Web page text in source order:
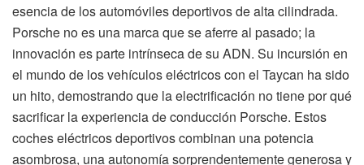
esencia de los automóviles deportivos de alta cilindrada.
Porsche no es una marca que se aferre al pasado; la
innovación es parte intrínseca de su ADN. Su incursión en
el mundo de los vehículos eléctricos con el Taycan ha sido
un hito, demostrando que la electrificación no tiene por qué
sacrificar la experiencia de conducción Porsche. Estos
coches eléctricos deportivos combinan una potencia
asombrosa, una autonomía sorprendentemente generosa y